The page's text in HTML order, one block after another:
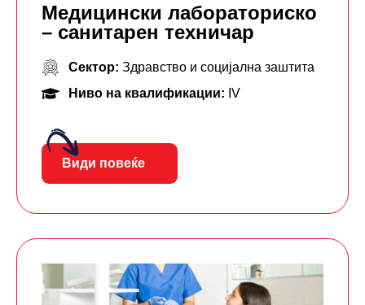
Медицински лабораториско
– санитарен техничар
Сектор: Здравство и социјална заштита
Ниво на квалификации: IV
Види повеќе